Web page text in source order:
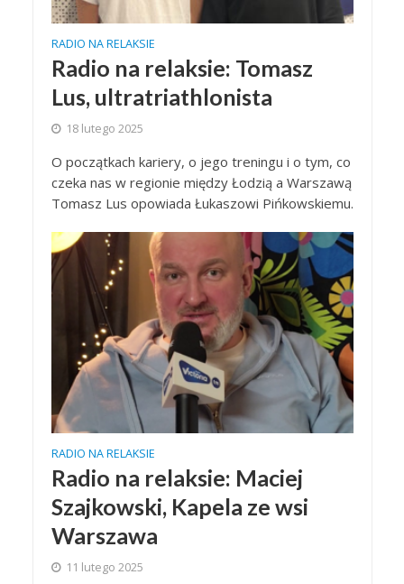
RADIO NA RELAKSIE
Radio na relaksie: Tomasz
Lus, ultratriathlonista
18 lutego 2025
O początkach kariery, o jego treningu i o tym, co
czeka nas w regionie między Łodzią a Warszawą
Tomasz Lus opowiada Łukaszowi Pińkowskiemu.
RADIO NA RELAKSIE
Radio na relaksie: Maciej
Szajkowski, Kapela ze wsi
Warszawa
11 lutego 2025